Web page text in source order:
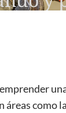
áreas como